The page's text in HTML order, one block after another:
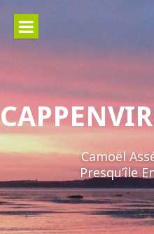
contenu
Camoël
Presqu’île